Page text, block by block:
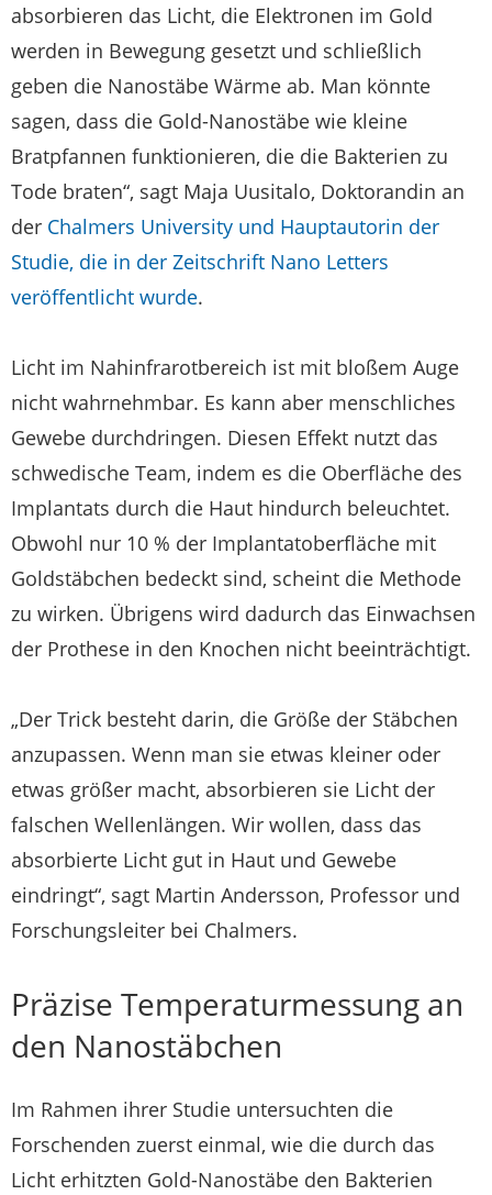
absorbieren das Licht, die Elektronen im Gold
werden in Bewegung gesetzt und schließlich
geben die Nanostäbe Wärme ab. Man könnte
sagen, dass die Gold-Nanostäbe wie kleine
Bratpfannen funktionieren, die die Bakterien zu
Tode braten“, sagt Maja Uusitalo, Doktorandin an
der Chalmers University und Hauptautorin der
Studie, die in der Zeitschrift Nano Letters
veröffentlicht wurde.
Licht im Nahinfrarotbereich ist mit bloßem Auge
nicht wahrnehmbar. Es kann aber menschliches
Gewebe durchdringen. Diesen Effekt nutzt das
schwedische Team, indem es die Oberfläche des
Implantats durch die Haut hindurch beleuchtet.
Obwohl nur 10 % der Implantatoberfläche mit
Goldstäbchen bedeckt sind, scheint die Methode
zu wirken. Übrigens wird dadurch das Einwachsen
der Prothese in den Knochen nicht beeinträchtigt.
„Der Trick besteht darin, die Größe der Stäbchen
anzupassen. Wenn man sie etwas kleiner oder
etwas größer macht, absorbieren sie Licht der
falschen Wellenlängen. Wir wollen, dass das
absorbierte Licht gut in Haut und Gewebe
eindringt“, sagt Martin Andersson, Professor und
Forschungsleiter bei Chalmers.
Präzise Temperaturmessung an
den Nanostäbchen
Im Rahmen ihrer Studie untersuchten die
Forschenden zuerst einmal, wie die durch das
Licht erhitzten Gold-Nanostäbe den Bakterien